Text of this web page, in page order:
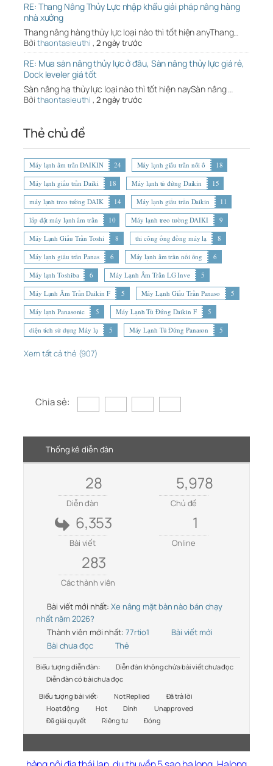
RE: Thang Nâng Thủy Lực nhập khẩu giải pháp nâng hàng
nhà xưởng
Thang nâng hàng thủy lực loại nào thì tốt hiện anyThang…
Bởi thaontasieuthi , 2 ngày trước
RE: Mua sàn nâng thủy lực ở đâu, Sàn nâng thủy lực giá rẻ,
Dock leveler giá tốt
Sàn nâng hạ thủy lực loại nào thì tốt hiện naySàn nâng …
Bởi thaontasieuthi , 2 ngày trước
Thẻ chủ đề
Máy lạnh âm trần DAIKIN 24 Máy lạnh giấu trần nối ố
18
Máy lạnh giấu trần Daiki
18 Máy lạnh tủ đứng Daikin
15
máy lạnh treo tường DAIK
14 Máy lạnh giấu trần Daikin
11
lắp đặt máy lạnh âm trần
10 Máy lạnh treo tường DAIKI
9
Máy Lạnh Giấu Trần Toshi
8 thi công ống đồng máy lạ
8
Máy lạnh giấu trần Panas
6 Máy lạnh âm trần nối ống
6
Máy lạnh Toshiba
6 Máy Lạnh Âm Trần LG Inve
5
Máy Lạnh Âm Trần Daikin F
5 Máy Lạnh Giấu Trần Panaso
5
Máy lạnh Panasonic
5 Máy Lạnh Tủ Đứng Daikin F
5
diện tích sử dụng Máy lạ
5 Máy Lạnh Tủ Đứng Panason 5
Xem tất cả thẻ (907)
Chia sẻ:
Thống kê diễn đàn
28
Diễn đàn
5,978
Chủ đề
6,353
Bài viết
1
Online
283
Các thành viên
Bài viết mới nhất: Xe nâng mặt bàn nào bán chạy
nhất năm 2026?
Thành viên mới nhất: 77rtio1
Bài viết mới
Bài chưa đọc
Thẻ
Biểu tượng diễn đàn:
Diễn đàn không chứa bài viết chưa đọc
Diễn đàn có bài chưa đọc
Biểu tượng bài viết:
Not Replied
Đã trả lời
Hoạt động
Hot Dính
Unapproved
Đã giải quyết
Riêng tư Đóng